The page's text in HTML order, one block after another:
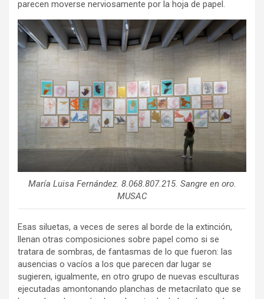
parecen moverse nerviosamente por la hoja de papel.
María Luisa Fernández. 8.068.807.215. Sangre en oro.
MUSAC
Esas siluetas, a veces de seres al borde de la extinción,
llenan otras composiciones sobre papel como si se
tratara de sombras, de fantasmas de lo que fueron: las
ausencias o vacíos a los que parecen dar lugar se
sugieren, igualmente, en otro grupo de nuevas esculturas
ejecutadas amontonando planchas de metacrilato que se